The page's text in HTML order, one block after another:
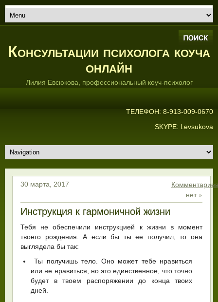
Консультации психолога коуча
онлайн
Лилия Евсюкова, профессиональный коуч-психолог
ТЕЛЕФОН: 8-913-009-0670
SKYPE: l.evsukova
30 марта, 2017
Комментариев
нет »
Инструкция к гармоничной жизни
Тебя не обеспечили инструкцией к жизни в момент
твоего рождения. А если бы ты ее получил, то она
выглядела бы так:
Ты получишь тело. Оно может тебе нравиться
или не нравиться, но это единственное, что точно
будет в твоем распоряжении до конца твоих
дней.